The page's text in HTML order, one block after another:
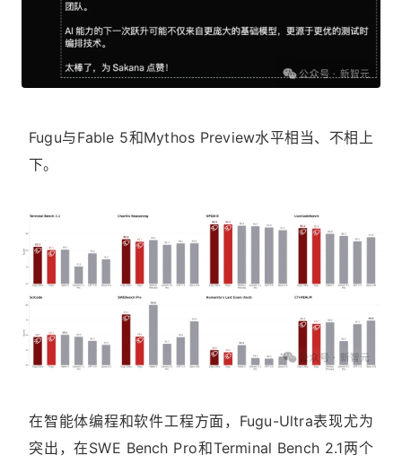
Fugu与Fable 5和Mythos Preview水平相当、不相上
下。
在智能体编程和软件工程方面，Fugu-Ultra表现尤为
突出，在SWE Bench Pro和Terminal Bench 2.1两个